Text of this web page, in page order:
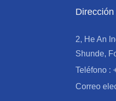
2, He An
Shunde,
Teléfono :
Correo